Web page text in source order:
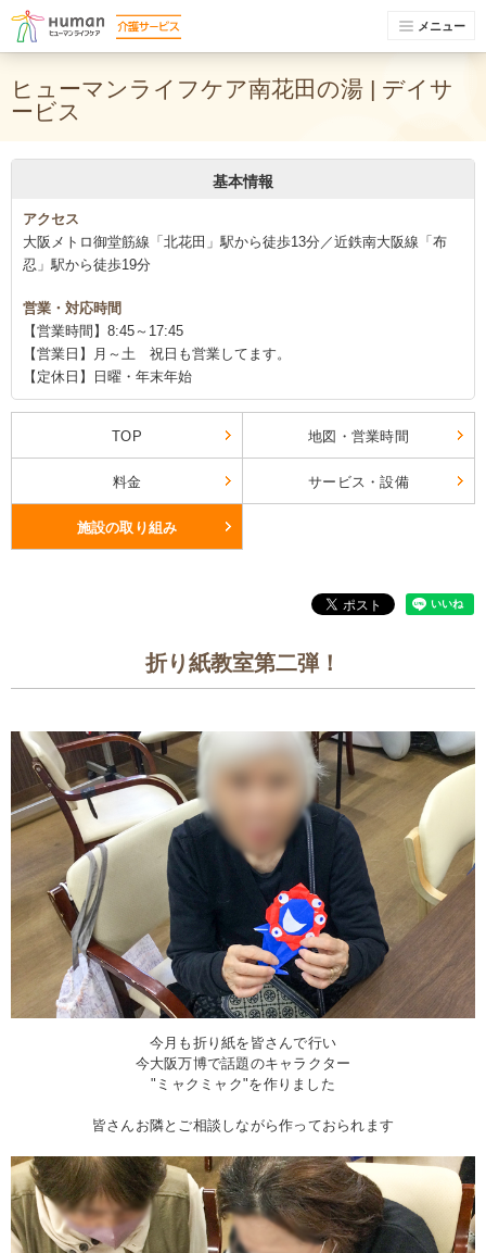
メニュー
ヒューマンライフケア南花田の湯 | デイサ
ービス
基本情報
アクセス
大阪メトロ御堂筋線「北花田」駅から徒歩13分／近鉄南大阪線「布
忍」駅から徒歩19分
営業・対応時間
【営業時間】8:45～17:45
【営業日】月～土 祝日も営業してます。
【定休日】日曜・年末年始
TOP 地図・営業時間
料金 サービス・設備
施設の取り組み
折り紙教室第二弾！
今月も折り紙を皆さんで行い
今大阪万博で話題のキャラクター
"ミャクミャク"を作りました
皆さんお隣とご相談しながら作っておられます